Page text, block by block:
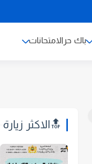
باك حر الامتحانات
🔝الاكثر زيارة